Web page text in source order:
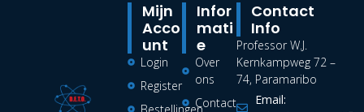
Infor
Mati
E
Over
ons
Contact
Mijn
Acco
Unt
Login
Register
Contact
Info
Professor W.J.
Kernkampweg 72 –
74, Paramaribo
Email: